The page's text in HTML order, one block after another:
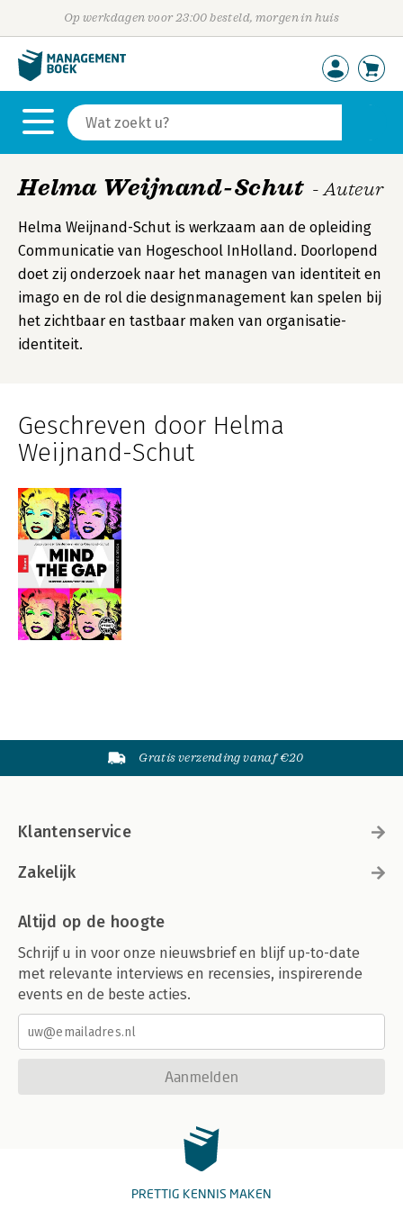
Op werkdagen voor 23:00 besteld, morgen in huis
Helma Weijnand-Schut - Auteur
Helma Weijnand-Schut is werkzaam aan de opleiding
Communicatie van Hogeschool InHolland. Doorlopend
doet zij onderzoek naar het managen van identiteit en
imago en de rol die designmanagement kan spelen bij
het zichtbaar en tastbaar maken van organisatie-
identiteit.
Geschreven door Helma
Weijnand-Schut
Gratis verzending vanaf €20
Klantenservice
Zakelijk
Altijd op de hoogte
Schrijf u in voor onze nieuwsbrief en blijf up-to-date
met relevante interviews en recensies, inspirerende
events en de beste acties.
Aanmelden
PRETTIG KENNIS MAKEN